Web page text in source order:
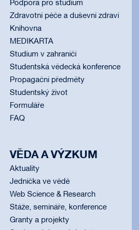
Podpora pro studium
Zdravotní péče a duševní zdraví
Knihovna
MEDIKARTA
Studium v zahraničí
Studentská vědecká konference
Propagační předměty
Studentský život
Formuláře
FAQ
VĚDA A VÝZKUM
Aktuality
Jednička ve vědě
Web Science & Research
Stáže, semináře, konference
Granty a projekty